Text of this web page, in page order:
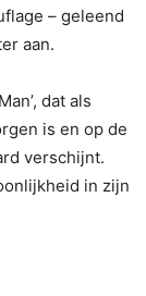
– geleend
aan.
dat als
is en op de
verschijnt.
in zijn